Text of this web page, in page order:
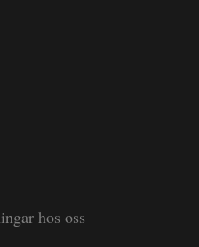
hos oss